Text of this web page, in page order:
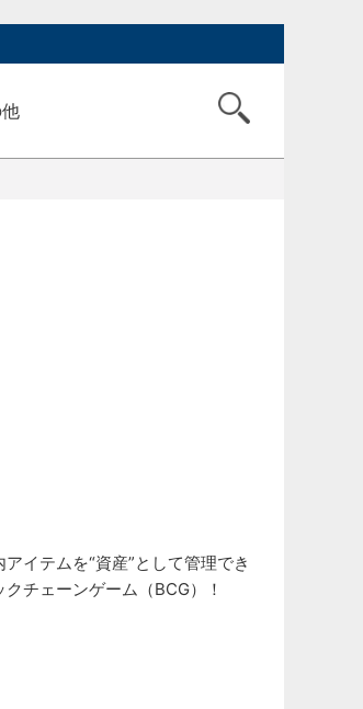
アイテムを“資産”として管理でき
クチェーンゲーム（BCG）！